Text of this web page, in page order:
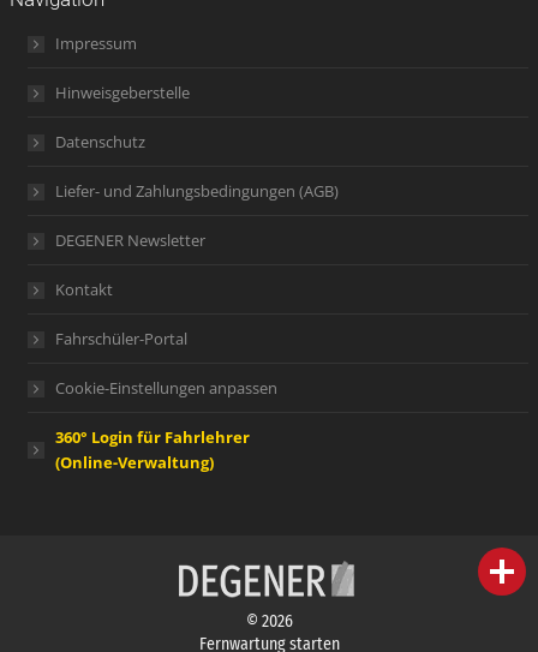
Impressum
Hinweisgeberstelle
Datenschutz
Liefer- und Zahlungsbedingungen (AGB)
DEGENER Newsletter
Kontakt
Fahrschüler-Portal
Cookie-Einstellungen anpassen
360° Login für Fahrlehrer
(Online-Verwaltung)
© 2026
Fernwartung starten
person IHR FACHBERATER
campaign